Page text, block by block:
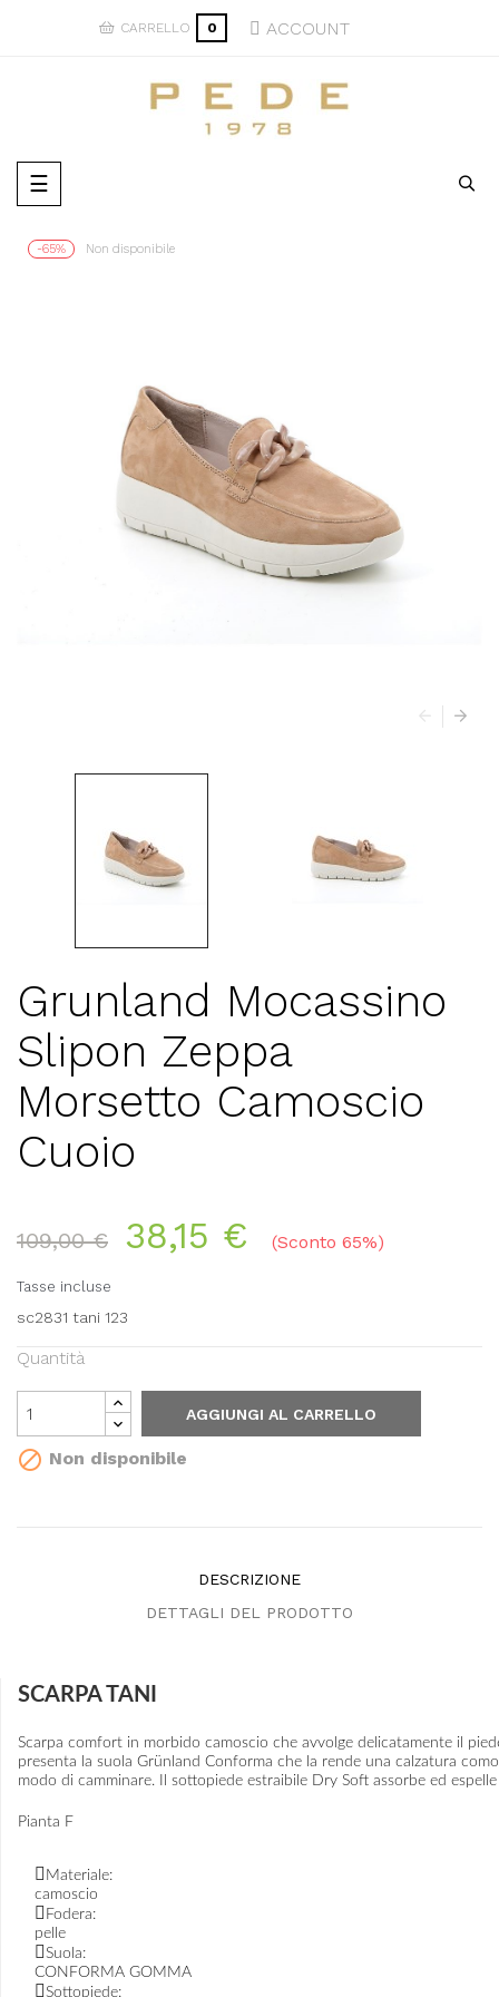
CARRELLO 0 ACCOUNT
navigazione
Toggle
☰
-65% Non disponibile
Grunland Mocassino
Slipon Zeppa
Morsetto Camoscio
Cuoio
109,00 € 38,15 € Sconto 65%
Tasse incluse
sc2831 tani 123
Quantità
AGGIUNGI AL CARRELLO
 Non disponibile
DESCRIZIONE
DETTAGLI DEL PRODOTTO
SCARPA TANI
Scarpa comfort in morbido camoscio che avvolge delicatamente il
presenta la suola Grünland Conforma che la rende una calzatura
modo di camminare. Il sottopiede estraibile Dry Soft assorbe ed
Pianta F
Materiale:
camoscio
Fodera:
pelle
Suola:
CONFORMA GOMMA
Sottopiede: